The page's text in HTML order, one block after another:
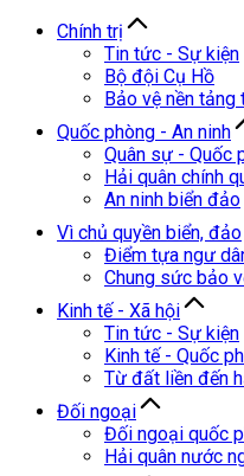
Chính trị
Tin tức - Sự kiện
Bộ đội Cụ Hồ
Bảo vệ nền
Quốc phòng - An ninh
Quân sự - Quốc
Hải quân chính
An ninh biển đảo
Vì chủ quyền biển, đảo
Điểm tựa ngư
Chung sức bảo
Kinh tế - Xã hội
Tin tức - Sự kiện
Kinh tế - Quốc
Từ đất liền đến
Đối ngoại
Đối ngoại quốc
Hải quân nước